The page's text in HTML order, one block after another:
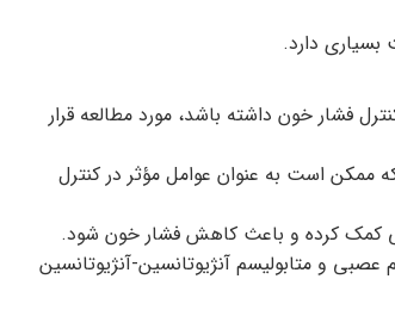
دارد.
فشار خون داشته باشد، مورد مطالعه قرار
ممکن است به عنوان عوامل مؤثر در کنترل
کمک کرده و باعث کاهش فشار خون شود.
و متابولیسم آنژیوتانسین-آنژیوتانسین